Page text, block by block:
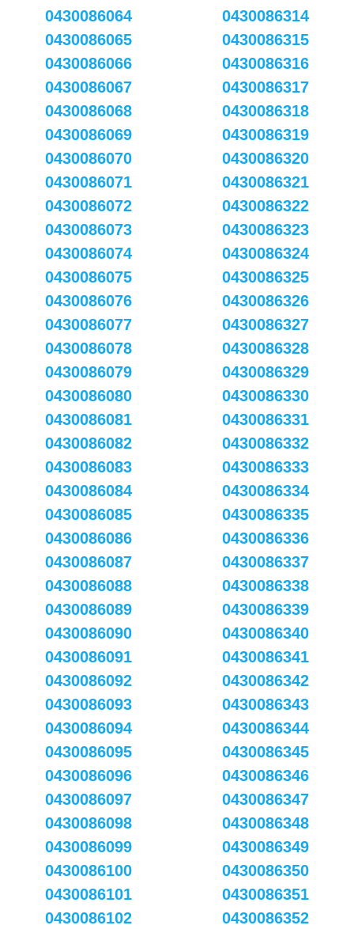
0430086064
0430086065
0430086066
0430086067
0430086068
0430086069
0430086070
0430086071
0430086072
0430086073
0430086074
0430086075
0430086076
0430086077
0430086078
0430086079
0430086080
0430086081
0430086082
0430086083
0430086084
0430086085
0430086086
0430086087
0430086088
0430086089
0430086090
0430086091
0430086092
0430086093
0430086094
0430086095
0430086096
0430086097
0430086098
0430086099
0430086100
0430086101
0430086102
0430086314
0430086315
0430086316
0430086317
0430086318
0430086319
0430086320
0430086321
0430086322
0430086323
0430086324
0430086325
0430086326
0430086327
0430086328
0430086329
0430086330
0430086331
0430086332
0430086333
0430086334
0430086335
0430086336
0430086337
0430086338
0430086339
0430086340
0430086341
0430086342
0430086343
0430086344
0430086345
0430086346
0430086347
0430086348
0430086349
0430086350
0430086351
0430086352